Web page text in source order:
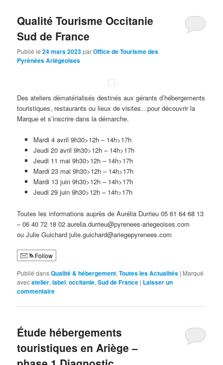
Qualité Tourisme Occitanie
Sud de France
Publié le24 mars 2023parOffice de Tourisme des
Pyrénées Ariégeoises
Des ateliers dématérialisés destinés aux gérants d’hébergements
touristiques, restaurants ou lieux de visites…pour découvrir la
Marque et s’inscrire dans la démarche.
Mardi 4 avril 9h30>12h – 14h>17h
Jeudi 20 avril 9h30>12h – 14h>17h
Jeudi 11 mai 9h30>12h – 14h>17h
Mardi 23 mai 9h30>12h – 14h>17h
Mardi 13 juin 9h30>12h – 14h>17h
Jeudi 29 juin 9h30>12h – 14h>17h
Toutes les informations auprès de Aurélia Durrieu 05 61 64 68 13
– 06 40 72 18 02 aurelia.durrieu@pyrenees-ariegeoises.com
ou Julie Guichard julie.guichard@ariegepyrenees.com
Follow
Publié dansQualité & hébergement,Toutes les Actualités | Marqué
avecatelier,label,occitanie,Sud de France | Laisser un
commentaire
Étude hébergements
touristiques en Ariège –